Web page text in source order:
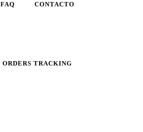
FAQ CONTACTO
ORDERS TRACKING